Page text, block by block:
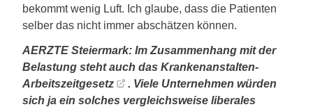
bekommt wenig Luft. Ich glaube, dass die Patienten
selber das nicht immer abschätzen können.
AERZTE Steiermark: Im Zusammenhang mit der
Belastung steht auch das Krankenanstalten-
Arbeitszeitgesetz
. Viele Unternehmen würden
sich ja ein solches vergleichsweise liberales